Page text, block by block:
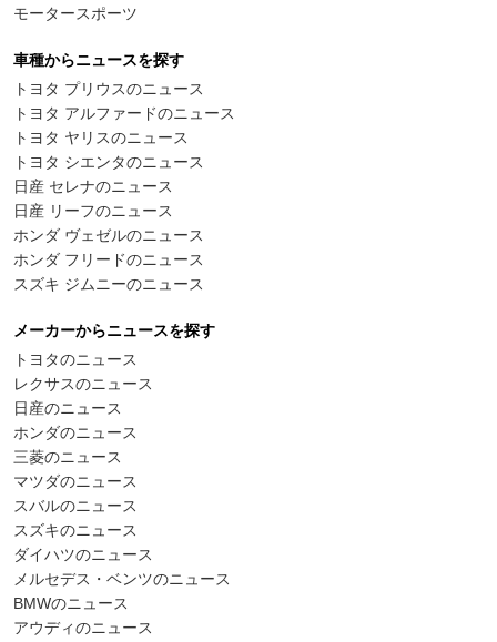
モータースポーツ
車種からニュースを探す
トヨタ プリウスのニュース
トヨタ アルファードのニュース
トヨタ ヤリスのニュース
トヨタ シエンタのニュース
日産 セレナのニュース
日産 リーフのニュース
ホンダ ヴェゼルのニュース
ホンダ フリードのニュース
スズキ ジムニーのニュース
メーカーからニュースを探す
トヨタのニュース
レクサスのニュース
日産のニュース
ホンダのニュース
三菱のニュース
マツダのニュース
スバルのニュース
スズキのニュース
ダイハツのニュース
メルセデス・ベンツのニュース
BMWのニュース
アウディのニュース